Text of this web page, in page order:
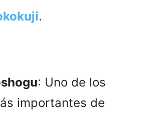
.
: Uno de los
importantes de